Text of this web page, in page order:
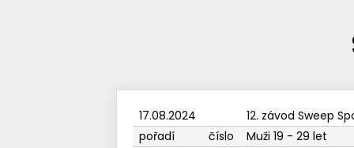
17.08.2024
12. závod Sweep
pořadí
číslo
Muži 19 - 29 let